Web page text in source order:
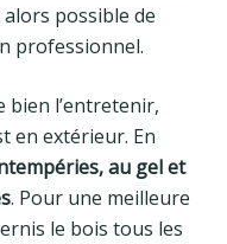
possible de
professionnel.
bien l’entretenir,
en extérieur. En
au gel et
. Pour une meilleure
le bois tous les